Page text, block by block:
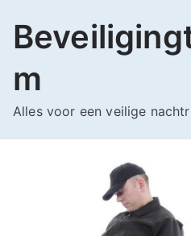
naar
inhoud
m
Alles voor een veilige